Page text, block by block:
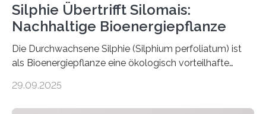
Silphie Übertrifft Silomais:
Nachhaltige Bioenergiepflanze
Die Durchwachsene Silphie (Silphium perfoliatum) ist
als Bioenergiepflanze eine ökologisch vorteilhafte
mehrjährigen Vergleichsstudie von Forschenden der
29.09.2025